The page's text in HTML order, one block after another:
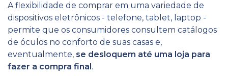
A flexibilidade de comprar em uma variedade de
dispositivos eletrônicos - telefone, tablet, laptop -
permite que os consumidores consultem catálogos
de óculos no conforto de suas casas e,
eventualmente, se desloquem até uma loja para
fazer a compra final.